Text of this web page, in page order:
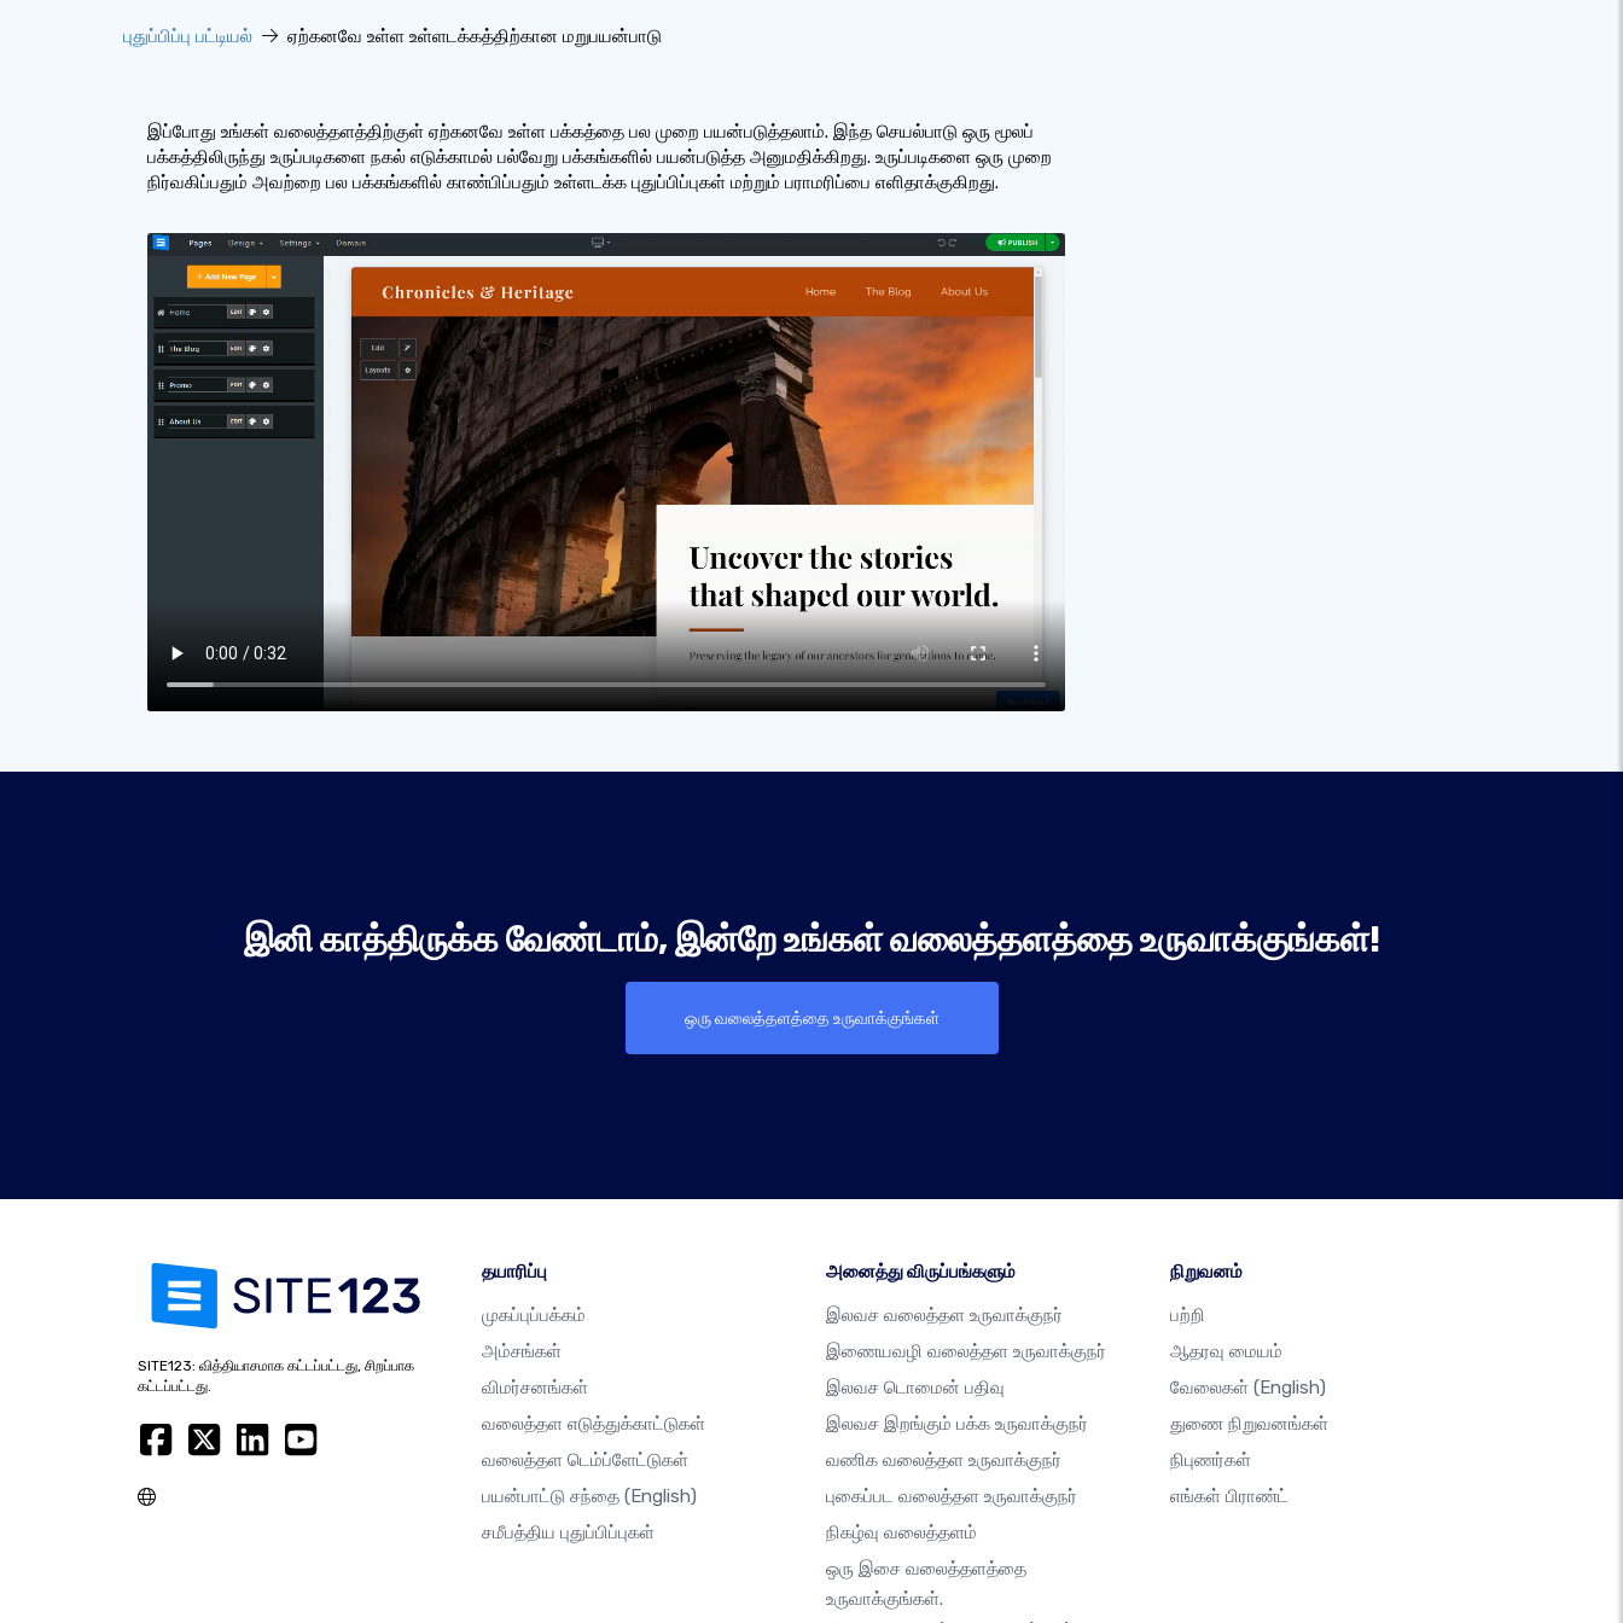
புதுப்பிப்பு பட்டியல் ஏற்கனவே உள்ள உள்ளடக்கத்திற்கான மறுபயன்பாடு
இப்போது உங்கள் வலைத்தளத்திற்குள் ஏற்கனவே உள்ள பக்கத்தை பல முறை பயன்படுத்தலாம். இந்த செயல்பாடு ஒரு மூலப்
பக்கத்திலிருந்து உருப்படிகளை நகல் எடுக்காமல் பல்வேறு பக்கங்களில் பயன்படுத்த அனுமதிக்கிறது. உருப்படிகளை ஒரு முறை
நிர்வகிப்பதும் அவற்றை பல பக்கங்களில் காண்பிப்பதும் உள்ளடக்க புதுப்பிப்புகள் மற்றும் பராமரிப்பை எளிதாக்குகிறது.
இனி காத்திருக்க வேண்டாம், இன்றே உங்கள் வலைத்தளத்தை உருவாக்குங்கள்!
ஒரு வலைத்தளத்தை உருவாக்குங்கள்
SITE123: வித்தியாசமாக கட்டப்பட்டது, சிறப்பாக
கட்டப்பட்டது.
தயாரிப்பு
முகப்புப்பக்கம்
அம்சங்கள்
விமர்சனங்கள்
வலைத்தள எடுத்துக்காட்டுகள்
வலைத்தள டெம்ப்ளேட்டுகள்
பயன்பாட்டு சந்தை (English)
சமீபத்திய புதுப்பிப்புகள்
அனைத்து விருப்பங்களும்
இலவச வலைத்தள உருவாக்குநர்
இணையவழி வலைத்தள உருவாக்குநர்
இலவச டொமைன் பதிவு
இலவச இறங்கும் பக்க உருவாக்குநர்
வணிக வலைத்தள உருவாக்குநர்
புகைப்பட வலைத்தள உருவாக்குநர்
நிகழ்வு வலைத்தளம்
ஒரு இசை வலைத்தளத்தை
உருவாக்குங்கள்.
நிறுவனம்
பற்றி
ஆதரவு மையம்
வேலைகள் (English)
துணை நிறுவனங்கள்
நிபுணர்கள்
எங்கள் பிராண்ட்